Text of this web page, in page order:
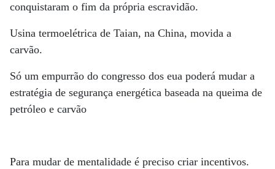
conquistaram o fim da própria escravidão.
Usina termoelétrica de Taian, na China, movida a
carvão.
Só um empurrão do congresso dos eua poderá mudar a
estratégia de segurança energética baseada na queima de
petróleo e carvão
Para mudar de mentalidade é preciso criar incentivos.